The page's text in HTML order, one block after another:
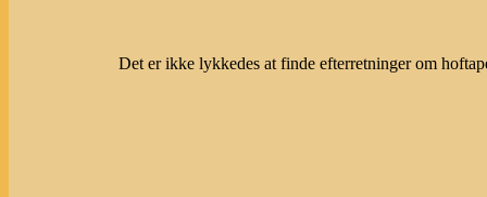
Det er ikke lykkedes at finde efterretninger om